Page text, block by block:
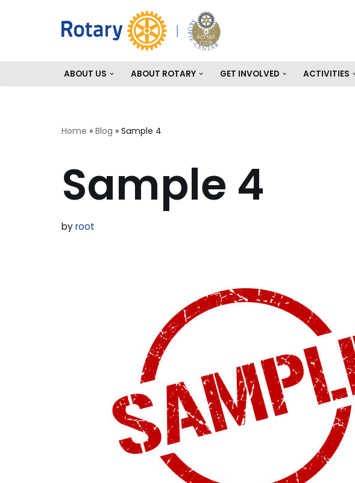
ABOUT US ABOUT ROTARY GET INVOLVED ACTIVITIES
Home » Blog » Sample 4
Sample 4
byroot